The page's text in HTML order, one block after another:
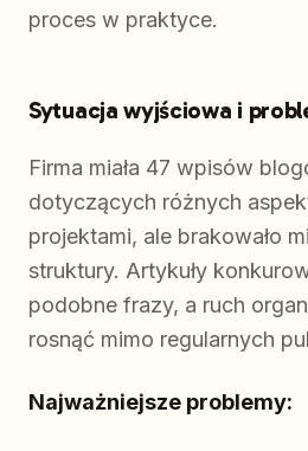
proces w praktyce.
Sytuacja wyjściowa i
Firma miała 47 wpisów
dotyczących różnych
projektami, ale brakowało
struktury. Artykuły
podobne frazy, a ruch
rosnąć mimo regularnych
Najważniejsze problemy: